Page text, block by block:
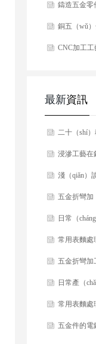
鑄造五金零
少
銅五（wǔ
CNC加工
最新資訊
二十（shí
的（de）缺
浸滲工藝在
用
淺（qiǎn）
五金折彎加
個注意事項
日常（
鋁合金的表
常用表麵處
五金折彎加
（shì）項
日常產（
（hé）金的
常用表麵處
五金件的電